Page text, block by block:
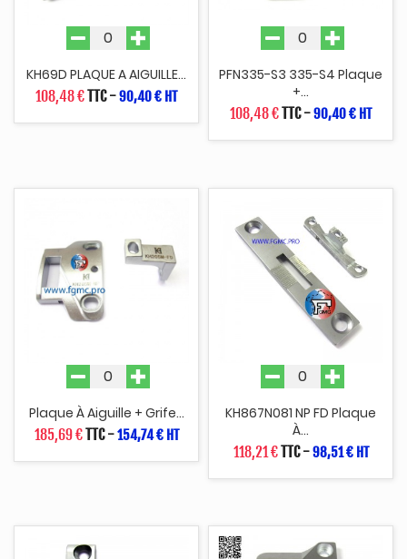
KH69D PLAQUE A AIGUILLE...
108,48 €TTC-90,40 € HT
PFN335-S3 335-S4 Plaque
+...
108,48 €TTC-90,40 € HT
Plaque À Aiguille + Grife...
185,69 €TTC-154,74 € HT
KH867N081 NP FD Plaque
À...
118,21 €TTC-98,51 € HT